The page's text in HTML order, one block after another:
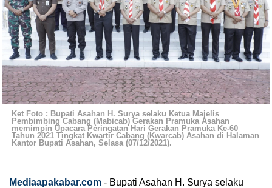
Ket Foto : Bupati Asahan H. Surya selaku Ketua Majelis
Pembimbing Cabang (Mabicab) Gerakan Pramuka Asahan
memimpin Upacara Peringatan Hari Gerakan Pramuka Ke-60
Tahun 2021 Tingkat Kwartir Cabang (Kwarcab) Asahan di Halaman
Kantor Bupati Asahan, Selasa (07/12/2021).
Mediaapakabar.com - Bupati Asahan H. Surya selaku